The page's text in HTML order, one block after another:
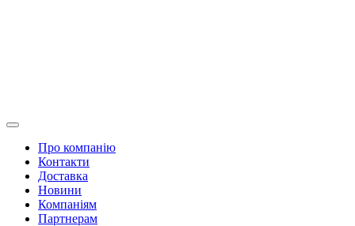
Про компанію
Контакти
Доставка
Новини
Компаніям
Партнерам